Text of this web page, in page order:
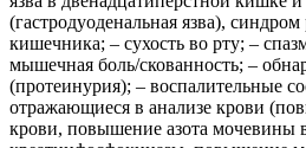
(гастродуоденальная язва),
кишечника; ‒ сухость во рту; ‒
мышечная боль/скованность; ‒
(протеинурия); ‒ воспалительные
отражающиеся в анализе крови
крови, повышение азота мочевины